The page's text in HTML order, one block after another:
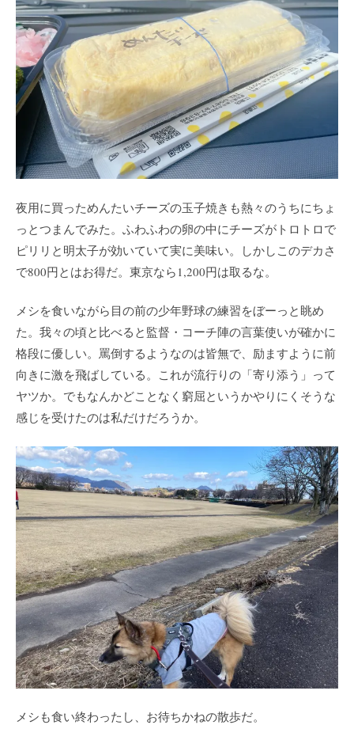
夜用に買っためんたいチーズの玉子焼きも熱々のうちにちょ
っとつまんでみた。ふわふわの卵の中にチーズがトロトロで
ピリリと明太子が効いていて実に美味い。しかしこのデカさ
で800円とはお得だ。東京なら1,200円は取るな。
メシを食いながら目の前の少年野球の練習をぼーっと眺め
た。我々の頃と比べると監督・コーチ陣の言葉使いが確かに
格段に優しい。罵倒するようなのは皆無で、励ますように前
向きに激を飛ばしている。これが流行りの「寄り添う」って
ヤツか。でもなんかどことなく窮屈というかやりにくそうな
感じを受けたのは私だけだろうか。
メシも食い終わったし、お待ちかねの散歩だ。